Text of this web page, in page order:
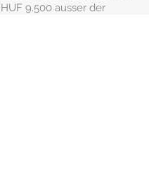
9.500 ausser der